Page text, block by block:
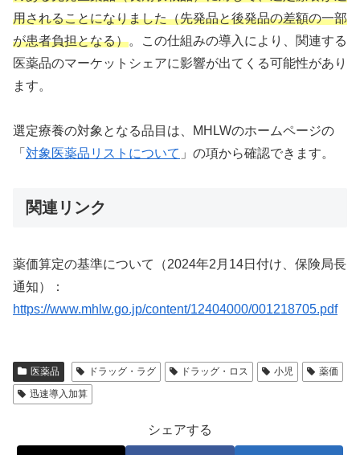
用されることになりました（先発品と後発品の差額の一部
が患者負担となる）。この仕組みの導入により、関連する
医薬品のマーケットシェアに影響が出てくる可能性があり
ます。
選定療養の対象となる品目は、MHLWのホームページの
「 対象医薬品リストについて 」の項から確認できます。
関連リンク
薬価算定の基準について（2024年2月14日付け、保険局長
通知）：
https://www.mhlw.go.jp/content/12404000/001218705.pdf
医薬品 ドラッグ・ラグ ドラッグ・ロス 小児
薬価
迅速導入加算
シェアする